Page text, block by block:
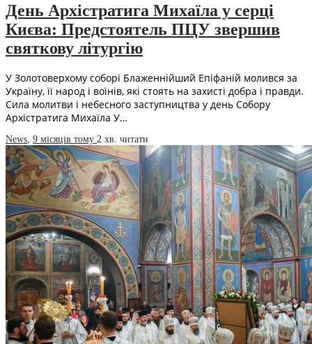
День Архістратига Михаїла у серці
Києва: Предстоятель ПЦУ звершив
святкову літургію
У Золотоверхому соборі Блаженнійший Епіфаній молився за
Україну, її народ і воїнів, які стоять на захисті добра і правди.
Сила молитви і небесного заступництва у день Собору
Архістратига Михаїла У…
News, 9 місяців тому 2 хв. читати